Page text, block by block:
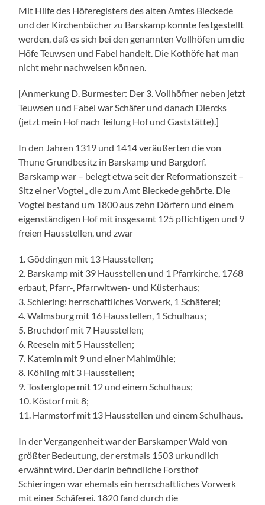
Mit Hilfe des Höferegisters des alten Amtes Bleckede
und der Kirchenbücher zu Barskamp konnte festgestellt
werden, daß es sich bei den genannten Vollhöfen um die
Höfe Teuwsen und Fabel handelt. Die Kothöfe hat man
nicht mehr nachweisen können.
[Anmerkung D. Burmester: Der 3. Vollhöfner neben jetzt
Teuwsen und Fabel war Schäfer und danach Diercks
(jetzt mein Hof nach Teilung Hof und Gaststätte).]
In den Jahren 1319 und 1414 veräußerten die von
Thune Grundbesitz in Barskamp und Bargdorf.
Barskamp war – belegt etwa seit der Reformationszeit –
Sitz einer Vogtei,, die zum Amt Bleckede gehörte. Die
Vogtei bestand um 1800 aus zehn Dörfern und einem
eigenständigen Hof mit insgesamt 125 pflichtigen und 9
freien Hausstellen, und zwar
1. Göddingen mit 13 Hausstellen;
2. Barskamp mit 39 Hausstellen und 1 Pfarrkirche, 1768
erbaut, Pfarr-, Pfarrwitwen- und Küsterhaus;
3. Schiering: herrschaftliches Vorwerk, 1 Schäferei;
4. Walmsburg mit 16 Hausstellen, 1 Schulhaus;
5. Bruchdorf mit 7 Hausstellen;
6. Reeseln mit 5 Hausstellen;
7. Katemin mit 9 und einer Mahlmühle;
8. Köhling mit 3 Hausstellen;
9. Tosterglope mit 12 und einem Schulhaus;
10. Köstorf mit 8;
11. Harmstorf mit 13 Hausstellen und einem Schulhaus.
In der Vergangenheit war der Barskamper Wald von
größter Bedeutung, der erstmals 1503 urkundlich
erwähnt wird. Der darin befindliche Forsthof
Schieringen war ehemals ein herrschaftliches Vorwerk
mit einer Schäferei. 1820 fand durch die